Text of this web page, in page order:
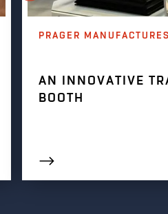
PRAGER
AN INNOVATIVE
BOOTH